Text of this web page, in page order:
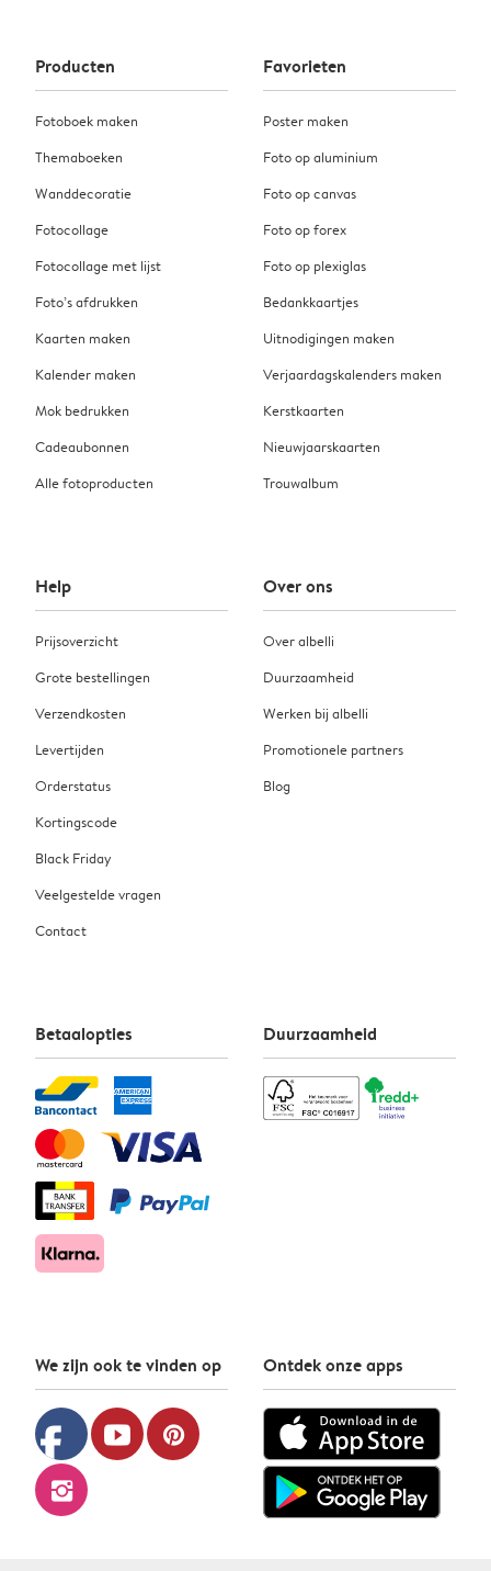
Producten
Fotoboek maken
Themaboeken
Wanddecoratie
Fotocollage
Fotocollage met lijst
Foto’s afdrukken
Kaarten maken
Kalender maken
Mok bedrukken
Cadeaubonnen
Alle fotoproducten
Favorieten
Poster maken
Foto op aluminium
Foto op canvas
Foto op forex
Foto op plexiglas
Bedankkaartjes
Uitnodigingen maken
Verjaardagskalenders maken
Kerstkaarten
Nieuwjaarskaarten
Trouwalbum
Help
Prijsoverzicht
Grote bestellingen
Verzendkosten
Levertijden
Orderstatus
Kortingscode
Black Friday
Veelgestelde vragen
Contact
Over ons
Over albelli
Duurzaamheid
Werken bij albelli
Promotionele partners
Blog
Betaalopties Duurzaamheid
We zijn ook te vinden op
facebook youtube pinterest
instagram
Ontdek onze apps